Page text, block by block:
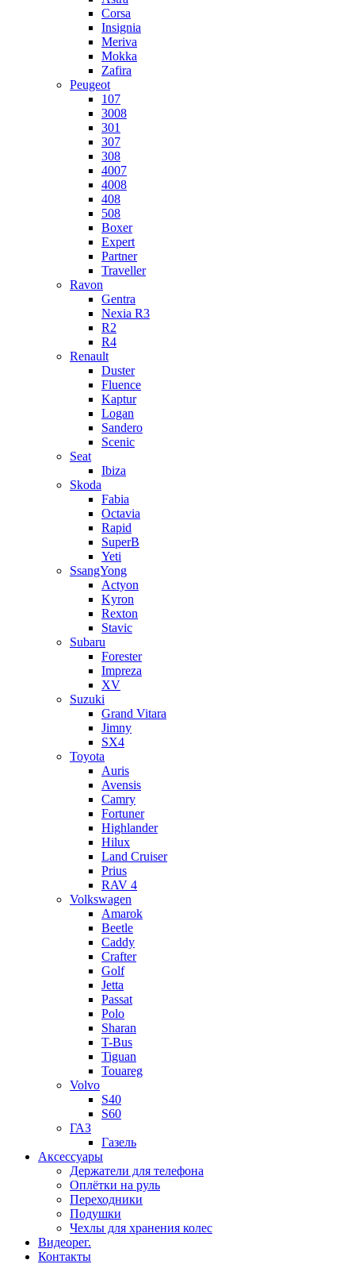
Corsa
Insignia
Meriva
Mokka
Zafira
Peugeot
107
3008
301
307
308
4007
4008
408
508
Boxer
Expert
Partner
Traveller
Ravon
Gentra
Nexia R3
R2
R4
Renault
Duster
Fluence
Kaptur
Logan
Sandero
Scenic
Seat
Ibiza
Skoda
Fabia
Octavia
Rapid
SuperB
Yeti
SsangYong
Actyon
Kyron
Rexton
Stavic
Subaru
Forester
Impreza
XV
Suzuki
Grand Vitara
Jimny
SX4
Toyota
Auris
Avensis
Camry
Fortuner
Highlander
Hilux
Land Cruiser
Prius
RAV 4
Volkswagen
Amarok
Beetle
Caddy
Crafter
Golf
Jetta
Passat
Polo
Sharan
T-Bus
Tiguan
Touareg
Volvo
S40
S60
ГАЗ
Газель
Аксессуары
Держатели для телефона
Оплётки на руль
Переходники
Подушки
Чехлы для хранения колес
Видеорег.
Контакты